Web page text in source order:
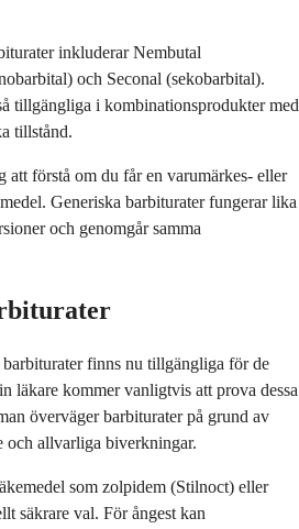
inkluderar Nembutal
och Seconal (sekobarbital).
tillgängliga i kombinationsprodukter med
tillstånd.
att förstå om du får en varumärkes- eller
Generiska barbiturater fungerar lika
och genomgår samma
finns nu tillgängliga för de
läkare kommer vanligtvis att prova dessa
överväger barbiturater på grund av
och allvarliga biverkningar.
som zolpidem (Stilnoct) eller
säkrare val. För ångest kan